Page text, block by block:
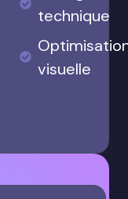
technique
visuelle